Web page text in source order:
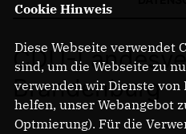
CDU-
Brandenburg
Cookie Hinweis
Diese Webseite verwendet
sind, um die Webseite zu
verwenden wir Dienste
helfen, unser Webangebot
Optmierung). Für die